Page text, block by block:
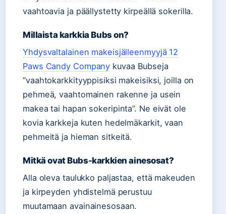
vaahtoavia ja päällystetty kirpeällä sokerilla.
Millaista karkkia Bubs on?
Yhdysvaltalainen makeisjälleenmyyjä 12
Paws Candy Company kuvaa Bubseja
”vaahtokarkkityyppisiksi makeisiksi, joilla on
pehmeä, vaahtomainen rakenne ja usein
makea tai hapan sokeripinta”. Ne eivät ole
kovia karkkeja kuten hedelmäkarkit, vaan
pehmeitä ja hieman sitkeitä.
Mitkä ovat Bubs-karkkien ainesosat?
Alla oleva taulukko paljastaa, että makeuden
ja kirpeyden yhdistelmä perustuu
muutamaan avainainesosaan.